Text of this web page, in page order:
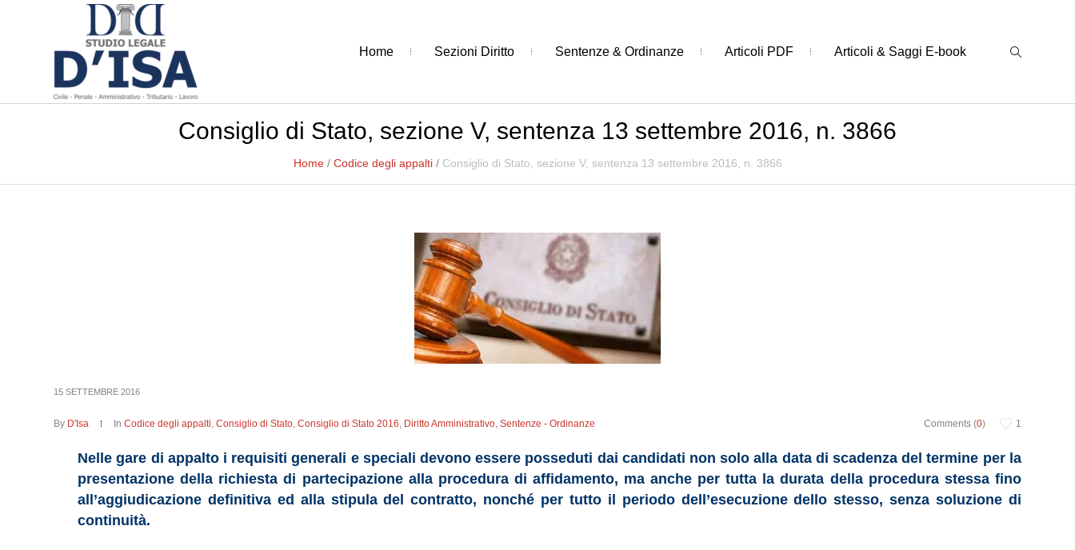
Home Sezioni Diritto Sentenze & Ordinanze Articoli PDF Articoli & Saggi E-book
Consiglio di Stato, sezione V, sentenza 13 settembre 2016, n. 3866
Home / Codice degli appalti / Consiglio di Stato, sezione V, sentenza 13 settembre 2016, n. 3866
15 SETTEMBRE 2016
Comments (0) 1
By D'Isa InCodice degli appalti,Consiglio di Stato,Consiglio di Stato 2016, Diritto Amministrativo,Sentenze - Ordinanze
Nelle gare di appalto i requisiti generali e speciali devono essere posseduti dai candidati non solo alla data di scadenza del termine per la
presentazione della richiesta di partecipazione alla procedura di affidamento, ma anche per tutta la durata della procedura stessa fino
all’aggiudicazione definitiva ed alla stipula del contratto, nonché per tutto il periodo dell’esecuzione dello stesso, senza soluzione di
continuità.